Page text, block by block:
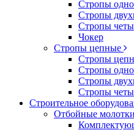
Стропы
Стропы
Стропы
Чокер
Стропы цепные
Стропы
Стропы
Стропы
Стропы
Строительное
Отбойные